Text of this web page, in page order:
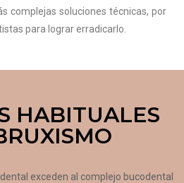
complejas soluciones técnicas, por
para lograr erradicarlo.
HABITUALES
exceden al complejo bucodental